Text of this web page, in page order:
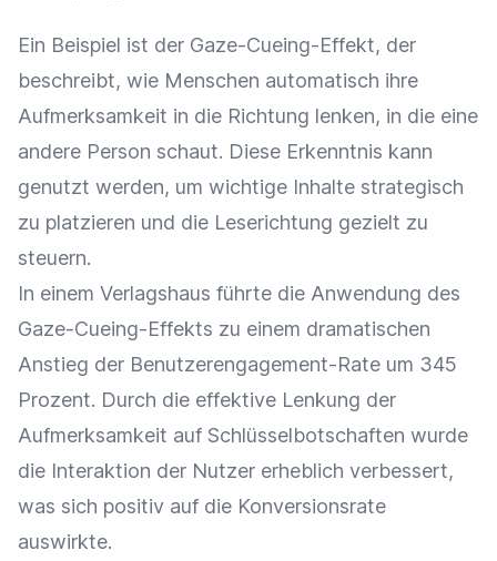
Ein Beispiel ist der Gaze-Cueing-Effekt, der
beschreibt, wie Menschen automatisch ihre
Aufmerksamkeit in die Richtung lenken, in die eine
andere Person schaut. Diese Erkenntnis kann
genutzt werden, um wichtige Inhalte strategisch
zu platzieren und die Leserichtung gezielt zu
steuern.
In einem Verlagshaus führte die Anwendung des
Gaze-Cueing-Effekts zu einem dramatischen
Anstieg der Benutzerengagement-Rate um 345
Prozent. Durch die effektive Lenkung der
Aufmerksamkeit auf Schlüsselbotschaften wurde
die Interaktion der Nutzer erheblich verbessert,
was sich positiv auf die Konversionsrate
auswirkte.